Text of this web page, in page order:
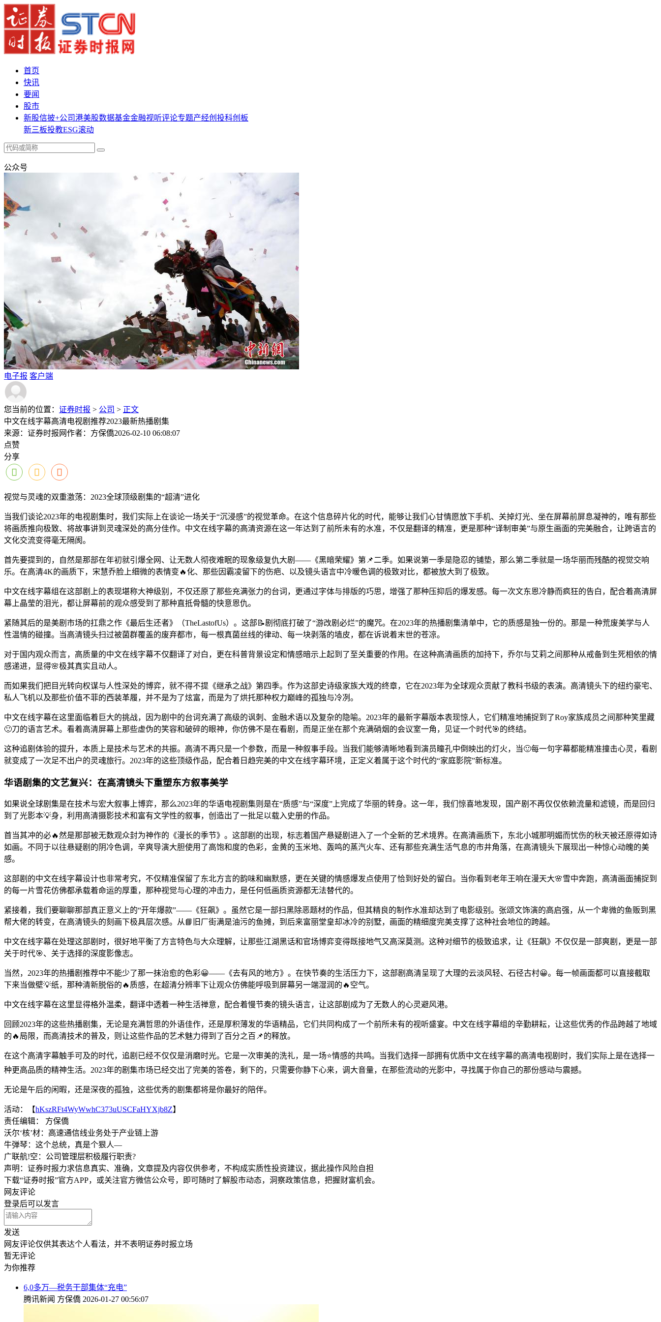
首页
快讯
要闻
股市
新股信披+公司港美股数据基金金融视听评论专题产经创投科创板
新三板投教ESG滚动
公众号
电子报 客户端
您当前的位置： 证券时报 > 公司 > 正文
中文在线字幕高清电视剧推荐2023最新热播剧集
来源：证券时报网作者：方保僑2026-02-10 06:08:07
点赞
分享
视觉与灵魂的双重激荡：2023全球顶级剧集的“超清”进化
当我们谈论2023年的电视剧集时，我们实际上在谈论一场关于“沉浸感”的视觉革命。在这个信息碎片化的时代，能够让我们心甘情愿放下手机、关掉灯光、坐在屏幕前屏息凝神的，唯有那些
将画质推向极致、将故事讲到灵魂深处的高分佳作。中文在线字幕的高清资源在这一年达到了前所未有的水准，不仅是翻译的精准，更是那种“译制审美”与原生画面的完美融合，让跨语言的
文化交流变得毫无隔阂。
首先要提到的，自然是那部在年初就引爆全网、让无数人彻夜难眠的现象级复仇大剧——《黑暗荣耀》第📌二季。如果说第一季是隐忍的铺垫，那么第二季就是一场华丽而残酷的视觉交响
乐。在高清4K的画质下，宋慧乔脸上细微的表情变🔥化、那些因霸凌留下的伤疤、以及镜头语言中冷暖色调的极致对比，都被放大到了极致。
中文在线字幕组在这部剧上的表现堪称大神级别，不仅还原了那些充满张力的台词，更通过字体与排版的巧思，增强了那种压抑后的爆发感。每一次文东恩冷静而疯狂的告白，配合着高清屏
幕上晶莹的泪光，都让屏幕前的观众感受到了那种直抵骨髓的快意恩仇。
紧随其后的是美剧市场的扛鼎之作《最后生还者》（TheLastofUs）。这部📝剧彻底打破了“游改剧必烂”的魔咒。在2023年的热播剧集清单中，它的质感是独一份的。那是一种荒废美学与人
性温情的碰撞。当高清镜头扫过被菌群覆盖的废弃都市，每一根真菌丝线的律动、每一块剥落的墙皮，都在诉说着末世的苍凉。
对于国内观众而言，高质量的中文在线字幕不仅翻译了对白，更在科普背景设定和情感暗示上起到了至关重要的作用。在这种高清画质的加持下，乔尔与艾莉之间那种从戒备到生死相依的情
感递进，显得🌸极其真实且动人。
而如果我们把目光转向权谋与人性深处的博弈，就不得不提《继承之战》第四季。作为这部史诗级家族大戏的终章，它在2023年为全球观众贡献了教科书级的表演。高清镜头下的纽约豪宅、
私人飞机以及那些价值不菲的西装革履，并不是为了炫富，而是为了烘托那种权力巅峰的孤独与冷冽。
中文在线字幕在这里面临着巨大的挑战，因为剧中的台词充满了高级的讽刺、金融术语以及复杂的隐喻。2023年的最新字幕版本表现惊人，它们精准地捕捉到了Roy家族成员之间那种笑里藏
🙂刀的语言艺术。看着高清屏幕上那些虚伪的笑容和破碎的眼神，你仿佛不是在看剧，而是正坐在那个充满硝烟的会议室一角，见证一个时代🎯的终结。
这种追剧体验的提升，本质上是技术与艺术的共振。高清不再只是一个参数，而是一种叙事手段。当我们能够清晰地看到演员瞳孔中倒映出的灯火，当🙂每一句字幕都能精准撞击心灵，看剧
就变成了一次足不出户的灵魂旅行。2023年的这些顶级作品，配合着日趋完美的中文在线字幕环境，正定义着属于这个时代的“家庭影院”新标准。
华语剧集的文艺复兴：在高清镜头下重塑东方叙事美学
如果说全球剧集是在技术与宏大叙事上博弈，那么2023年的华语电视剧集则是在“质感”与“深度”上完成了华丽的转身。这一年，我们惊喜地发现，国产剧不再仅仅依赖流量和滤镜，而是回归
到了光影本💡身，利用高清摄影技术和富有文学性的叙事，创造出了一批足以载入史册的作品。
首当其冲的必🔥然是那部被无数观众封为神作的《漫长的季节》。这部剧的出现，标志着国产悬疑剧进入了一个全新的艺术境界。在高清画质下，东北小城那明媚而忧伤的秋天被还原得如诗
如画。不同于以往悬疑剧的阴冷色调，辛爽导演大胆使用了高饱和度的色彩，金黄的玉米地、轰鸣的蒸汽火车、还有那些充满生活气息的市井角落，在高清镜头下展现出一种惊心动魄的美
感。
这部剧的中文在线字幕设计也非常考究，不仅精准保留了东北方言的韵味和幽默感，更在关键的情感爆发点使用了恰到好处的留白。当你看到老年王响在漫天大🌸雪中奔跑，高清画面捕捉到
的每一片雪花仿佛都承载着命运的厚重，那种视觉与心理的冲击力，是任何低画质资源都无法替代的。
紧接着，我们要聊聊那部真正意义上的“开年爆款”——《狂飙》。虽然它是一部扫黑除恶题材的作品，但其精良的制作水准却达到了电影级别。张颂文饰演的高启强，从一个卑微的鱼贩到黑
帮大佬的转变，在高清镜头的刻画下极具层次感。从📘旧厂街满是油污的鱼摊，到后来富丽堂皇却冰冷的别墅，画面的精细度完美支撑了这种社会地位的跨越。
中文在线字幕在处理这部剧时，很好地平衡了方言特色与大众理解，让那些江湖黑话和官场博弈变得既接地气又高深莫测。这种对细节的极致追求，让《狂飙》不仅仅是一部爽剧，更是一部
关于时代🎯、关于选择的深度影像志。
当然，2023年的热播剧推荐中不能少了那一抹治愈的色彩😀——《去有风的地方》。在快节奏的生活压力下，这部剧高清呈现了大理的云淡风轻、石径古村😀。每一帧画面都可以直接截取
下来当做壁💡纸，那种清新脱俗的🔥质感，在超清分辨率下让观众仿佛能呼吸到屏幕另一端湿润的🔥空气。
中文在线字幕在这里显得格外温柔，翻译中透着一种生活禅意，配合着慢节奏的镜头语言，让这部剧成为了无数人的心灵避风港。
回顾2023年的这些热播剧集，无论是充满哲思的外语佳作，还是厚积薄发的华语精品，它们共同构成了一个前所未有的视听盛宴。中文在线字幕组的辛勤耕耘，让这些优秀的作品跨越了地域
的🔥局限，而高清技术的普及，则让这些作品的艺术魅力得到了百分之百📌的释放。
在这个高清字幕触手可及的时代，追剧已经不仅仅是消磨时光。它是一次审美的洗礼，是一场⭐情感的共鸣。当我们选择一部拥有优质中文在线字幕的高清电视剧时，我们实际上是在选择一
种更高品质的精神生活。2023年的剧集市场已经交出了完美的答卷，剩下的，只需要你静下心来，调大音量，在那些流动的光影中，寻找属于你自己的那份感动与震撼。
无论是午后的闲暇，还是深夜的孤独，这些优秀的剧集都将是你最好的陪伴。
活动：【hKszRFt4WyWwhC373uUSCFaHYXjb8Z】
责任编辑： 方保僑
沃尔‘核’材：高速通信线业务处于产业链上游
牛弹琴：这个总统，真是个狠人—
广联航!空：公司管理层积极履行职责?
声明：证券时报力求信息真实、准确，文章提及内容仅供参考，不构成实质性投资建议，据此操作风险自担
下载“证券时报”官方APP，或关注官方微信公众号，即可随时了解股市动态，洞察政策信息，把握财富机会。
网友评论
登录后可以发言
发送
网友评论仅供其表达个人看法，并不表明证券时报立场
暂无评论
为你推荐
6,0多万—税务干部集体“充电”
腾讯新闻 方保僑 2026-01-27 00:56:07